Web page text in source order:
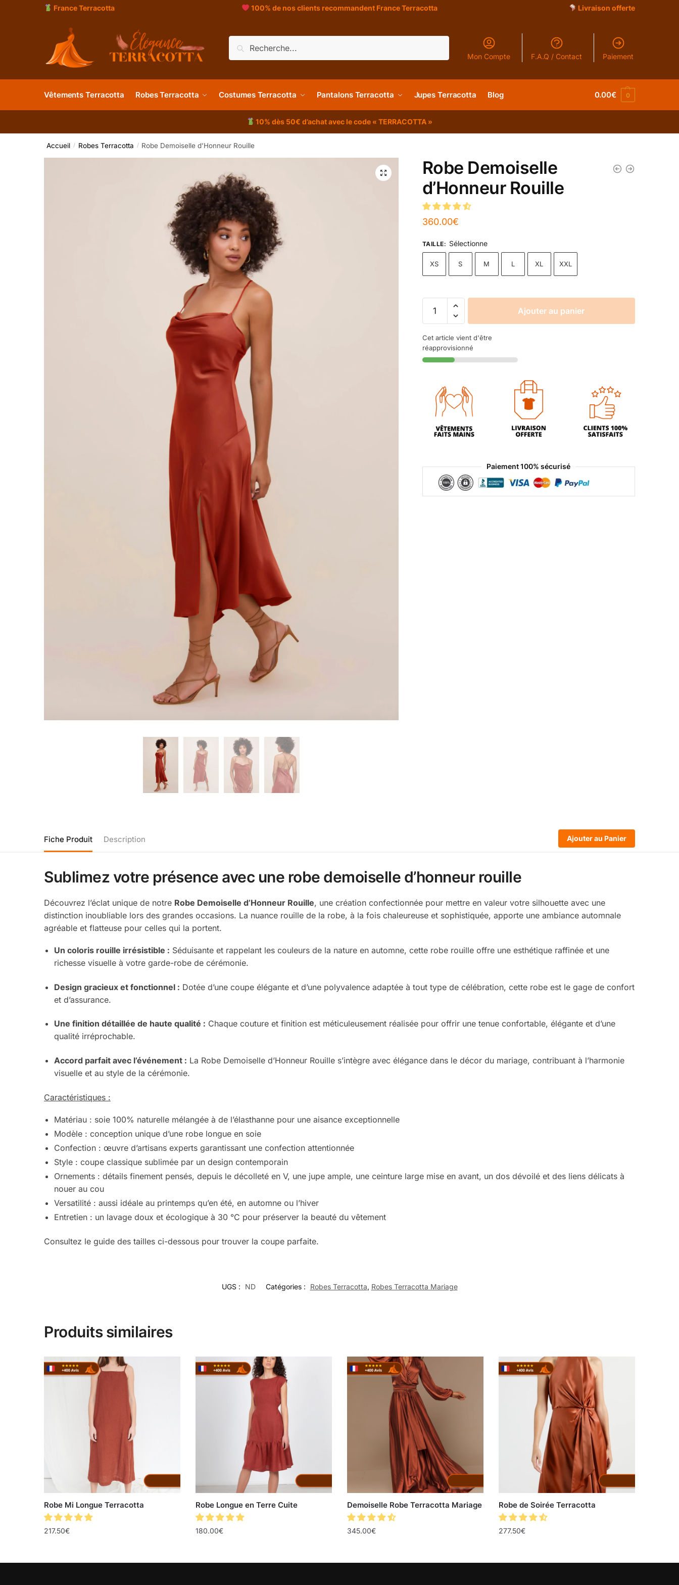
France Terracotta 100% de nos clients recommandent France Terracotta Livraison offerte
Recherche
Mon Compte F.A.Q / Contact Paiement
Vêtements Terracotta Robes Terracotta Costumes Terracotta Pantalons Terracotta Jupes Terracotta Blog 0.00€ 0
10% dès 50€ d’achat avec le code « TERRACOTTA »
Accueil / Robes Terracotta / Robe Demoiselle d’Honneur Rouille
Robe Demoiselle
d’Honneur Rouille
360.00€
TAILLE: Sélectionne
XS S M L XL XXL
Ajouter au panier
Cet article vient d'être
réapprovisionné
Paiement 100% sécurisé
Fiche Produit Description Ajouter au Panier
Sublimez votre présence avec une robe demoiselle d’honneur rouille
Découvrez l’éclat unique de notre Robe Demoiselle d’Honneur Rouille, une création confectionnée pour mettre en valeur votre silhouette avec une
distinction inoubliable lors des grandes occasions. La nuance rouille de la robe, à la fois chaleureuse et sophistiquée, apporte une ambiance automnale
agréable et flatteuse pour celles qui la portent.
Un coloris rouille irrésistible : Séduisante et rappelant les couleurs de la nature en automne, cette robe rouille offre une esthétique raffinée et une
richesse visuelle à votre garde-robe de cérémonie.
Design gracieux et fonctionnel : Dotée d’une coupe élégante et d’une polyvalence adaptée à tout type de célébration, cette robe est le gage de confort
et d’assurance.
Une finition détaillée de haute qualité : Chaque couture et finition est méticuleusement réalisée pour offrir une tenue confortable, élégante et d’une
qualité irréprochable.
Accord parfait avec l’événement : La Robe Demoiselle d’Honneur Rouille s’intègre avec élégance dans le décor du mariage, contribuant à l’harmonie
visuelle et au style de la cérémonie.
Caractéristiques :
Matériau : soie 100% naturelle mélangée à de l’élasthanne pour une aisance exceptionnelle
Modèle : conception unique d’une robe longue en soie
Confection : œuvre d’artisans experts garantissant une confection attentionnée
Style : coupe classique sublimée par un design contemporain
Ornements : détails finement pensés, depuis le décolleté en V, une jupe ample, une ceinture large mise en avant, un dos dévoilé et des liens délicats à
nouer au cou
Versatilité : aussi idéale au printemps qu’en été, en automne ou l’hiver
Entretien : un lavage doux et écologique à 30 °C pour préserver la beauté du vêtement
Consultez le guide des tailles ci-dessous pour trouver la coupe parfaite.
UGS : ND Catégories : Robes Terracotta, Robes Terracotta Mariage
Produits similaires
Robe Mi Longue Terracotta
217.50€
Robe Longue en Terre Cuite
180.00€
Demoiselle Robe Terracotta Mariage
345.00€
Robe de Soirée Terracotta
277.50€